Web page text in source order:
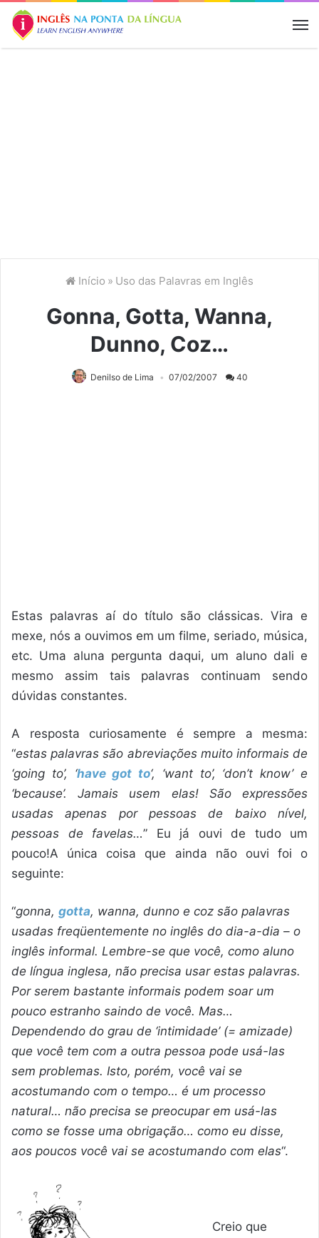
Início » Uso das Palavras em Inglês
Gonna, Gotta, Wanna,
Dunno, Coz…
Denilso de Lima 07/02/2007 40
Estas palavras aí do título são clássicas. Vira e
mexe, nós a ouvimos em um filme, seriado, música,
etc. Uma aluna pergunta daqui, um aluno dali e
mesmo assim tais palavras continuam sendo
dúvidas constantes.
A resposta curiosamente é sempre a mesma:
“estas palavras são abreviações muito informais de
‘going to’, ‘have got to‘, ‘want to’, ‘don’t know’ e
‘because’. Jamais usem elas! São expressões
usadas apenas por pessoas de baixo nível,
pessoas de favelas…” Eu já ouvi de tudo um
pouco!A única coisa que ainda não ouvi foi o
seguinte:
“gonna, gotta, wanna, dunno e coz são palavras
usadas freqüentemente no inglês do dia-a-dia – o
inglês informal. Lembre-se que você, como aluno
de língua inglesa, não precisa usar estas palavras.
Por serem bastante informais podem soar um
pouco estranho saindo de você. Mas…
Dependendo do grau de ‘intimidade’ (= amizade)
que você tem com a outra pessoa pode usá-las
sem problemas. Isto, porém, você vai se
acostumando com o tempo… é um processo
natural… não precisa se preocupar em usá-las
como se fosse uma obrigação… como eu disse,
aos poucos você vai se acostumando com elas“.
Creio que